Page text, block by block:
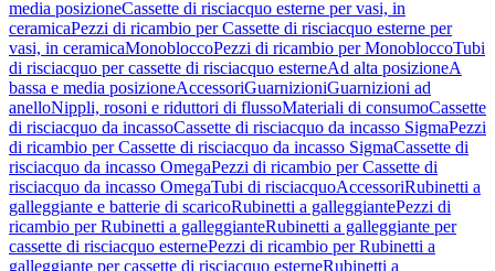
media posizioneCassette di risciacquo esterne per vasi, in
ceramicaPezzi di ricambio per Cassette di risciacquo esterne per
vasi, in ceramicaMonobloccoPezzi di ricambio per MonobloccoTubi
di risciacquo per cassette di risciacquo esterneAd alta posizioneA
bassa e media posizioneAccessoriGuarnizioniGuarnizioni ad
anelloNippli, rosoni e riduttori di flussoMateriali di consumoCassette
di risciacquo da incassoCassette di risciacquo da incasso SigmaPezzi
di ricambio per Cassette di risciacquo da incasso SigmaCassette di
risciacquo da incasso OmegaPezzi di ricambio per Cassette di
risciacquo da incasso OmegaTubi di risciacquoAccessoriRubinetti a
galleggiante e batterie di scaricoRubinetti a galleggiantePezzi di
ricambio per Rubinetti a galleggianteRubinetti a galleggiante per
cassette di risciacquo esternePezzi di ricambio per Rubinetti a
galleggiante per cassette di risciacquo esterneRubinetti a